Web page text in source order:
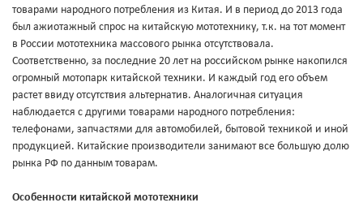
товарами народного потребления из Китая. И в период до 2013 года
был ажиотажный спрос на китайскую мототехнику, т.к. на тот момент
в России мототехника массового рынка отсутствовала.
Соответственно, за последние 20 лет на российском рынке накопился
огромный мотопарк китайской техники. И каждый год его объем
растет ввиду отсутствия альтернатив. Аналогичная ситуация
наблюдается с другими товарами народного потребления:
телефонами, запчастями для автомобилей, бытовой техникой и иной
продукцией. Китайские производители занимают все большую долю
рынка РФ по данным товарам.
Особенности китайской мототехники